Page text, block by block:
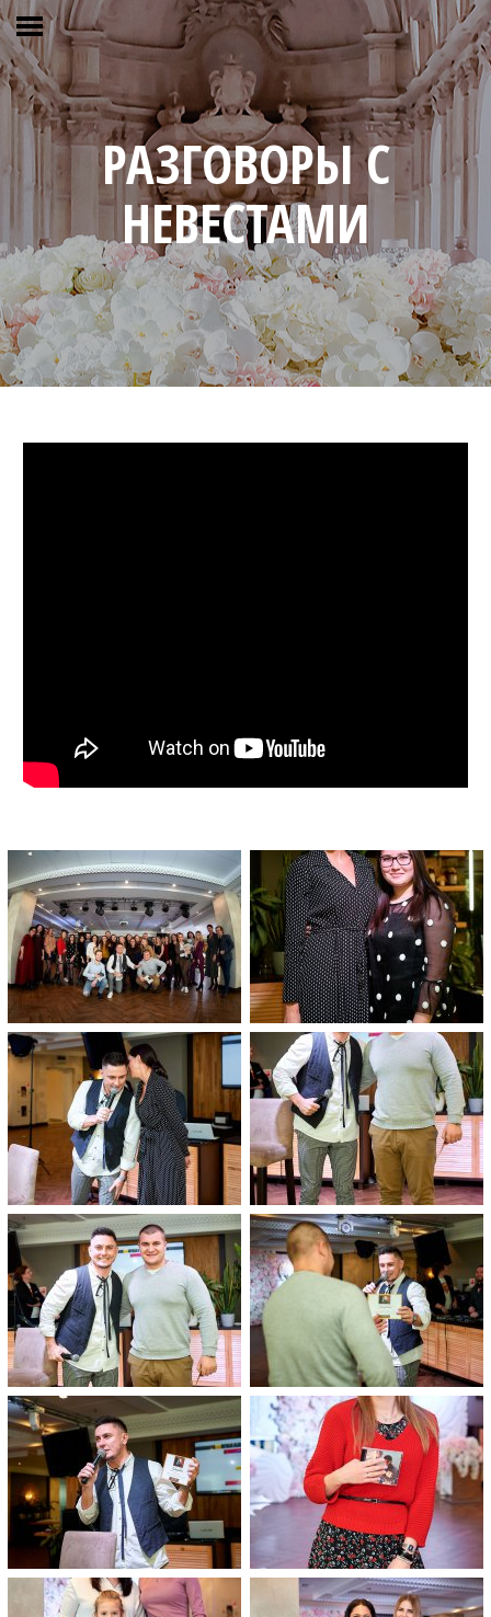
РАЗГОВОРЫ С
НЕВЕСТАМИ